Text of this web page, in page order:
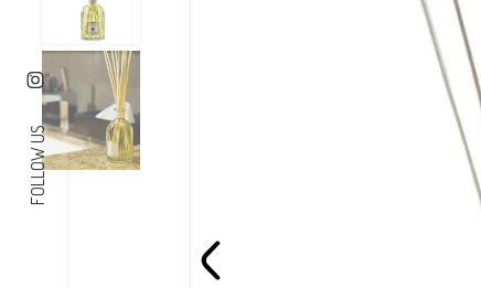
FOLLOW US